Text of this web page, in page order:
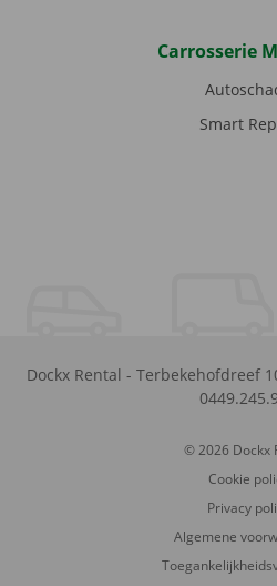
Carrosserie
Smart
Dockx Rental - Terbekehofdreef
© 2026 Dockx
Cookie
Privacy
Algemene